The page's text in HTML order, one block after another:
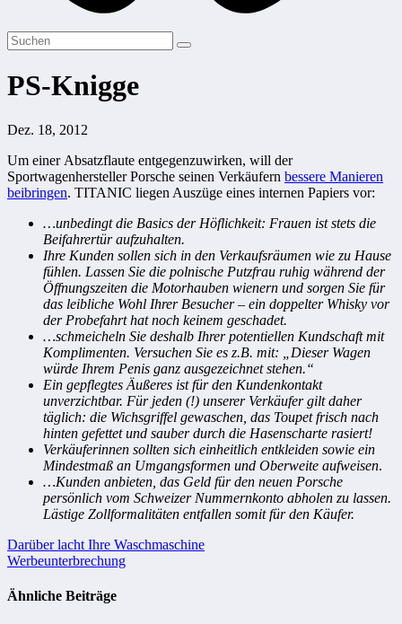
PS-Knigge
Dez. 18, 2012
Um einer Absatzflaute entgegenzuwirken, will der
Sportwagenhersteller Porsche seinen Verkäufern bessere Manieren
beibringen. TITANIC liegen Auszüge eines internen Papiers vor:
…unbedingt die Basics der Höflichkeit: Frauen ist stets die
Beifahrertür aufzuhalten.
Ihre Kunden sollen sich in den Verkaufsräumen wie zu Hause
fühlen. Lassen Sie die polnische Putzfrau ruhig während der
Öffnungszeiten die Motorhauben wienern und sorgen Sie für
das leibliche Wohl Ihrer Besucher – ein doppelter Whisky vor
der Probefahrt hat noch keinem geschadet.
…schmeicheln Sie deshalb Ihrer potentiellen Kundschaft mit
Komplimenten. Versuchen Sie es z.B. mit: „Dieser Wagen
würde Ihrem Penis ganz ausgezeichnet stehen.“
Ein gepflegtes Äußeres ist für den Kundenkontakt
unverzichtbar. Für jeden (!) unserer Verkäufer gilt daher
täglich: die Wichsgriffel gewaschen, das Toupet frisch nach
hinten gefettet und sauber durch die Hasenscharte rasiert!
Verkäuferinnen sollten sich einheitlich entkleiden sowie ein
Mindestmaß an Umgangsformen und Oberweite aufweisen.
…Kunden anbieten, das Geld für den neuen Porsche
persönlich vom Schweizer Nummernkonto abholen zu lassen.
Lästige Zollformalitäten entfallen somit für den Käufer.
Beitragsnavigation
Darüber lacht Ihre Waschmaschine
Werbeunterbrechung
Ähnliche Beiträge